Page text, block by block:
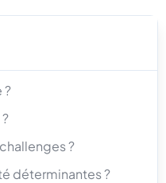
?
?
déterminantes ?